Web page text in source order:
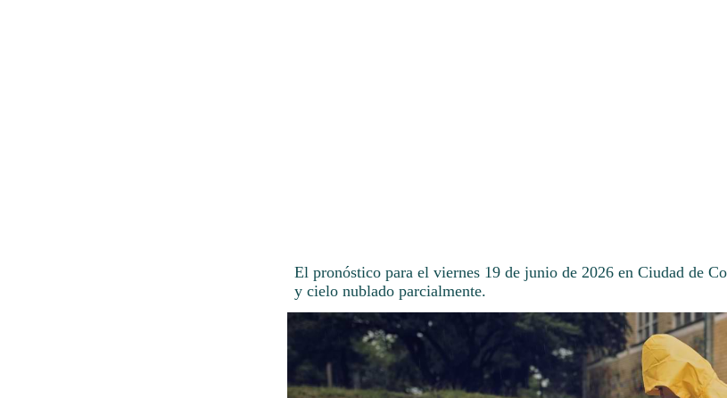
El pronóstico para el viernes 19 de junio de 2026 en Ciudad de
y cielo nublado parcialmente.